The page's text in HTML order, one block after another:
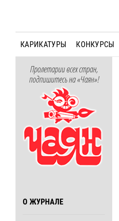
КАРИКАТУРЫ КОНКУРСЫ
Пролетарии всех стран,
подпишитесь на «Чаян»!
О ЖУРНАЛЕ